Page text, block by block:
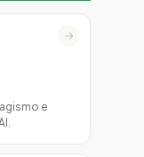
→
e